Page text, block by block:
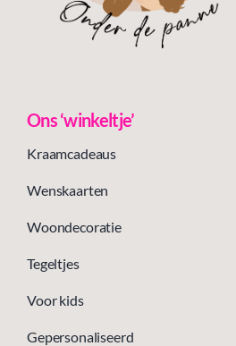
Ons ‘winkeltje’
Kraamcadeaus
Wenskaarten
Woondecoratie
Tegeltjes
Voor kids
Gepersonaliseerd